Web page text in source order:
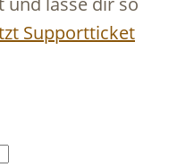
Supportticket